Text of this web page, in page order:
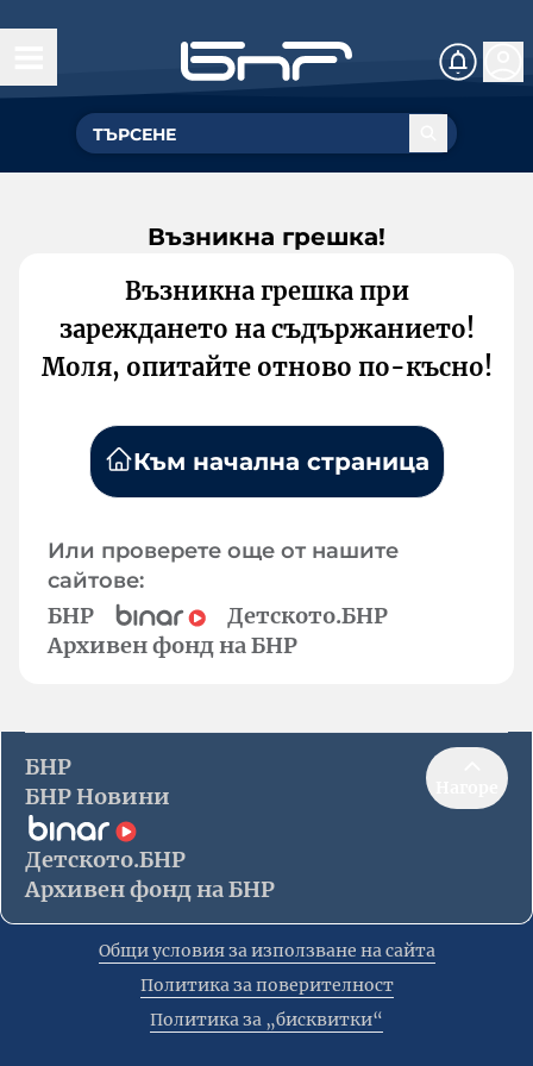
Възникна грешка!
Възникна грешка при
зареждането на съдържанието!
Моля, опитайте отново по-късно!
Към начална страница
Или проверете още от нашите
сайтове:
БНР
Детското.БНР
Архивен фонд на БНР
БНР
БНР Новини
Детското.БНР
Архивен фонд на БНР
Общи условия за използване на сайта
Политика за поверителност
Политика за „бисквитки“